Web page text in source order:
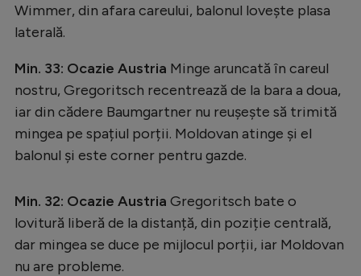
Wimmer, din afara careului, balonul lovește plasa
laterală.
Min. 33: Ocazie Austria Minge aruncată în careul
nostru, Gregoritsch recentrează de la bara a doua,
iar din cădere Baumgartner nu reușește să trimită
mingea pe spațiul porții. Moldovan atinge și el
balonul și este corner pentru gazde.
Min. 32: Ocazie Austria Gregoritsch bate o
lovitură liberă de la distanță, din poziție centrală,
dar mingea se duce pe mijlocul porții, iar Moldovan
nu are probleme.